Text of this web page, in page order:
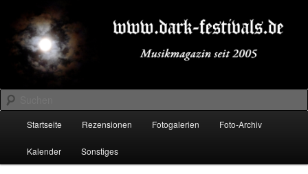
primären
Inhalt
springen
sekundären
Inhalt
springenDARK-FESTIVALS.DE
Suchen
Startseite Rezensionen Fotogalerien Foto-Archiv
Kalender Sonstiges